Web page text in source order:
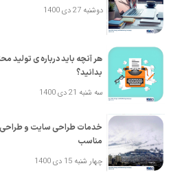
دوشنبه 27 دی 1400
هر آنچه باید درباره ی
بدانید؟
سه شنبه 21 دی 1400
خدمات طراحی سایت و طراحی
مناسب
چهار شنبه 15 دی 1400